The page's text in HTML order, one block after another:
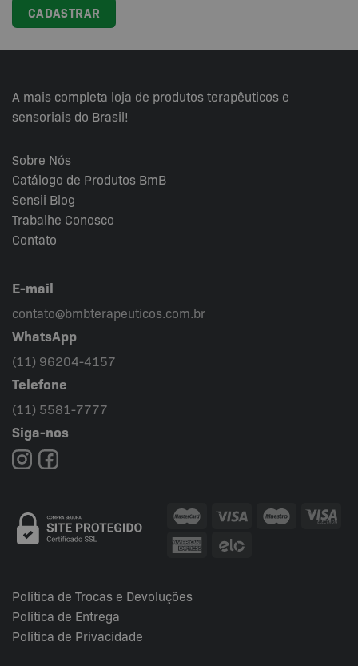
A mais completa loja de produtos terapêuticos e
sensoriais do Brasil!
Sobre Nós
Catálogo de Produtos BmB
Sensii Blog
Trabalhe Conosco
Contato
E-mail
contato@bmbterapeuticos.com.br
WhatsApp
(11) 96204-4157
Telefone
(11) 5581-7777
Siga-nos
Política de Trocas e Devoluções
Política de Entrega
Política de Privacidade